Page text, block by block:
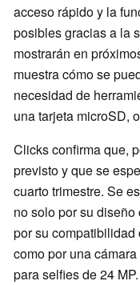
acceso rápido y la
posibles gracias a la
mostrarán en
muestra cómo se
necesidad de
una tarjeta microSD,
Clicks confirma que,
previsto y que se
cuarto trimestre. Se
no solo por su
por su
como por una
para selfies de 24